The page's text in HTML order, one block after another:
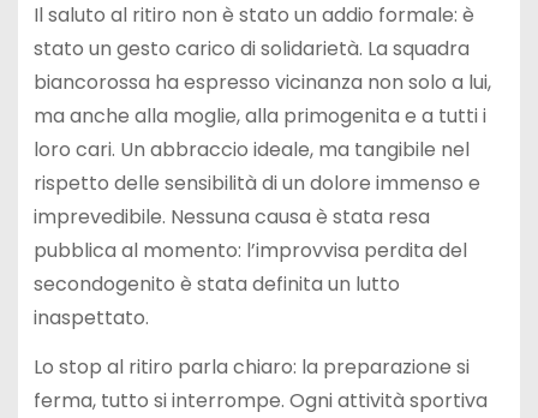
Il saluto al ritiro non è stato un addio formale: è
stato un gesto carico di solidarietà. La squadra
biancorossa ha espresso vicinanza non solo a lui,
ma anche alla moglie, alla primogenita e a tutti i
loro cari. Un abbraccio ideale, ma tangibile nel
rispetto delle sensibilità di un dolore immenso e
imprevedibile. Nessuna causa è stata resa
pubblica al momento: l’improvvisa perdita del
secondogenito è stata definita un lutto
inaspettato.
Lo stop al ritiro parla chiaro: la preparazione si
ferma, tutto si interrompe. Ogni attività sportiva